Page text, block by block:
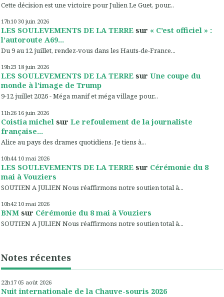
Cette décision est une victoire pour Julien Le Guet, pour...
17h10 30 juin 2026
LES SOULEVEMENTS DE LA TERRE sur « C’est officiel » :
l’autoroute A69...
Du 9 au 12 juillet, rendez-vous dans les Hauts-de-France...
19h23 18 juin 2026
LES SOULEVEMENTS DE LA TERRE sur Une coupe du
monde à l’image de Trump
9-12 juillet 2026 - Méga manif et méga village pour...
11h26 16 juin 2026
Coistia michel sur Le refoulement de la journaliste
française...
Alice au pays des drames quotidiens. Je tiens à...
10h44 10 mai 2026
LES SOULEVEMENTS DE LA TERRE sur Cérémonie du 8
mai à Vouziers
SOUTIEN A JULIEN Nous réaffirmons notre soutien total à...
10h42 10 mai 2026
BNM sur Cérémonie du 8 mai à Vouziers
SOUTIEN A JULIEN Nous réaffirmons notre soutien total à...
Notes récentes
22h17 05 août 2026
Nuit internationale de la Chauve-souris 2026